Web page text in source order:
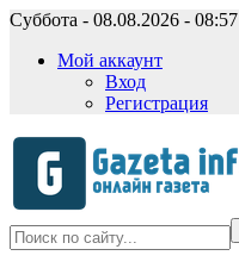
Суббота - 08.08.2026 - 08:57
Мой аккаунт
Вход
Регистрация